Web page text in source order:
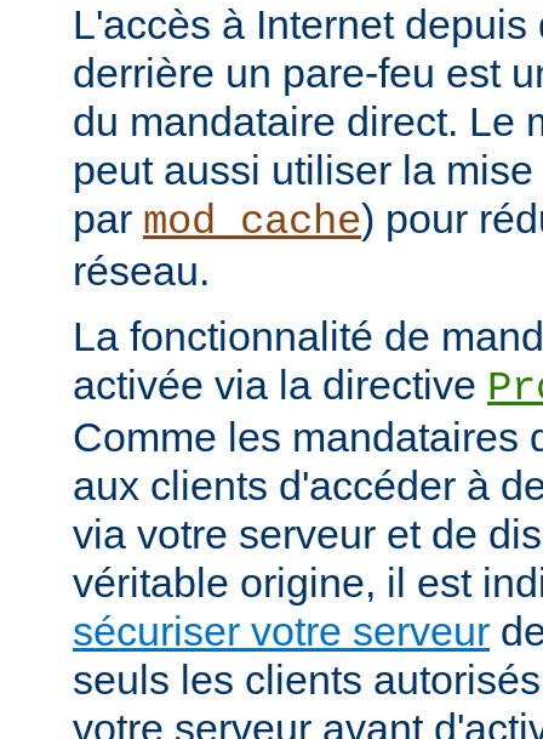
L'accès à Internet
derrière un pare-feu est
du mandataire direct. Le
peut aussi utiliser la
par mod_cache) pour
réseau.
La fonctionnalité de
activée via la directive
Comme les mandataires
aux clients d'accéder à
via votre serveur et de
véritable origine, il est
sécuriser votre serveur
seuls les clients
votre serveur avant